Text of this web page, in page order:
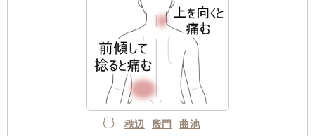
秩辺 殷門 曲池